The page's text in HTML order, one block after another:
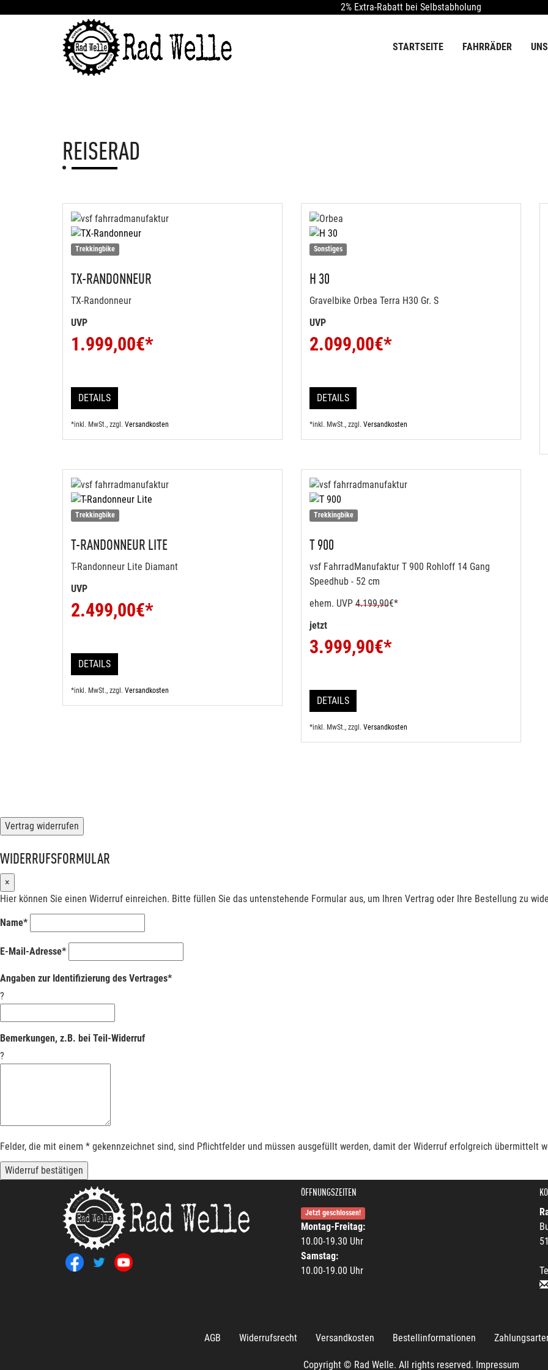
2% Extra-Rabatt bei Selbstabholung
STARTSEITE FAHRRÄDER
REISERAD
Trekkingbike
TX-RANDONNEUR
TX-Randonneur
UVP
1.999,00€*
DETAILS
*inkl. MwSt., zzgl. Versandkosten
Sonstiges
H 30
Gravelbike Orbea Terra H30 Gr. S
UVP
2.099,00€*
DETAILS
*inkl. MwSt., zzgl. Versandkosten
Trekkingbike
T-RANDONNEUR LITE
T-Randonneur Lite Diamant
UVP
2.499,00€*
DETAILS
*inkl. MwSt., zzgl. Versandkosten
Trekkingbike
T 900
vsf FahrradManufaktur T 900 Rohloff 14 Gang
Speedhub - 52 cm
ehem. UVP 4.199,90€*
jetzt
3.999,90€*
DETAILS
*inkl. MwSt., zzgl. Versandkosten
Vertrag widerrufen
WIDERRUFSFORMULAR
×
Hier können Sie einen Widerruf einreichen. Bitte füllen Sie das untenstehende Formular aus, um Ihren Vertrag oder Ihre Bestellung zu
Name*
E-Mail-Adresse*
Angaben zur Identifizierung des Vertrages*
?
Bemerkungen, z.B. bei Teil-Widerruf
?
Felder, die mit einem * gekennzeichnet sind, sind Pflichtfelder und müssen ausgefüllt werden, damit der Widerruf erfolgreich übermittelt
Widerruf bestätigen
ÖFFNUNGSZEITEN
Jetzt geschlossen!
Montag-Freitag:
10.00-19.30 Uhr
Samstag:
10.00-19.00 Uhr
AGB
Widerrufsrecht Versandkosten Bestellinformationen
Copyright © Rad Welle. All rights reserved. Impressum